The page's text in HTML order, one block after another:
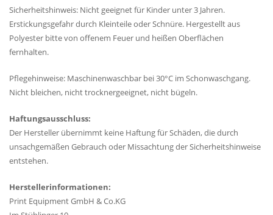
Sicherheitshinweis: Nicht geeignet für Kinder unter 3 Jahren.
Erstickungsgefahr durch Kleinteile oder Schnüre. Hergestellt aus
Polyester bitte von offenem Feuer und heißen Oberflächen
fernhalten.
Pflegehinweise: Maschinenwaschbar bei 30°C im Schonwaschgang.
Nicht bleichen, nicht trocknergeeignet, nicht bügeln.
Haftungsausschluss:
Der Hersteller übernimmt keine Haftung für Schäden, die durch
unsachgemäßen Gebrauch oder Missachtung der Sicherheitshinweise
entstehen.
Herstellerinformationen:
Print Equipment GmbH & Co.KG